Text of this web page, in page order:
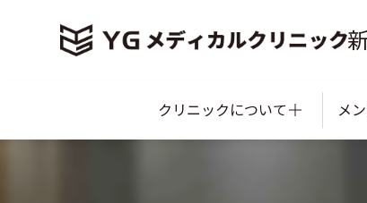
クリニックについて メ